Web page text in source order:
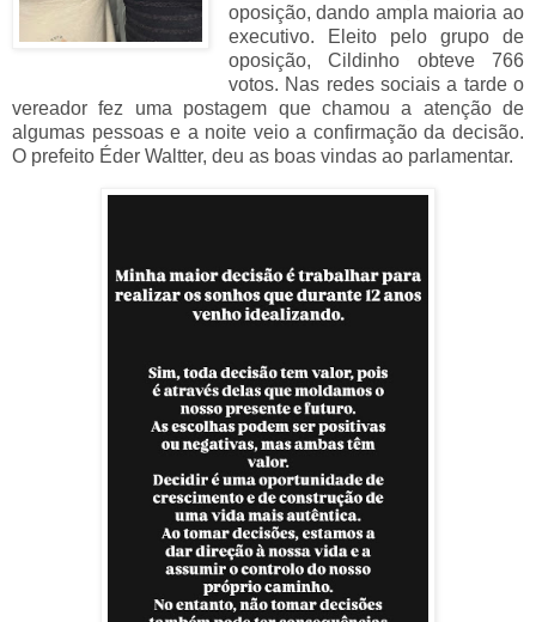
oposição, dando ampla maioria ao
executivo. Eleito pelo grupo de
oposição, Cildinho obteve 766
votos. Nas redes sociais a tarde o
vereador fez uma postagem que chamou a atenção de
algumas pessoas e a noite veio a confirmação da decisão.
O prefeito Éder Waltter, deu as boas vindas ao parlamentar.